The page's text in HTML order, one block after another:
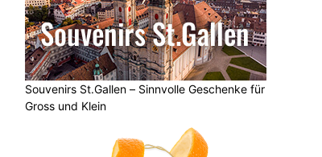
Souvenirs St.Gallen – Sinnvolle Geschenke für
Gross und Klein